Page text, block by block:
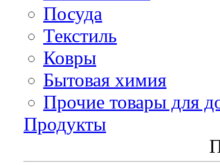
Посуда
Текстиль
Ковры
Бытовая химия
Прочие товары для
Продукты